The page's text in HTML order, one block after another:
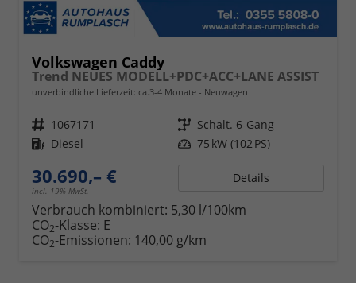
Volkswagen Caddy
Trend NEUES MODELL+PDC+ACC+LANE ASSIST
unverbindliche Lieferzeit: ca.3-4 Monate Neuwagen
Fahrzeugnr. 1067171 Getriebe Schalt. 6-Gang
Kraftstoff Diesel Leistung 75 kW (102 PS)
30.690,– €
incl. 19% MwSt.
Details
Verbrauch kombiniert: 5,30 l/100km
CO2-Klasse: E
CO2-Emissionen: 140,00 g/km